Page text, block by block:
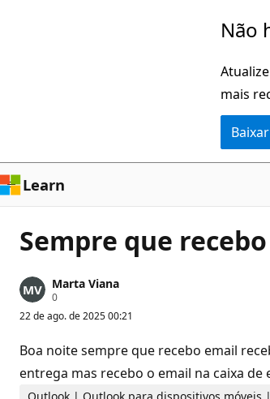
Não
mais
Learn
Sempre que
Marta Viana
0P
n
o
s
d
e
r
22 de ago. de 2025 00:21
Boa noite sempre que recebo email
entrega mas recebo o email na caixa